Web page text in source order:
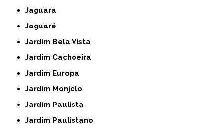
Jaguara
Jaguaré
Jardim Bela Vista
Jardim Cachoeira
Jardim Europa
Jardim Monjolo
Jardim Paulista
Jardim Paulistano